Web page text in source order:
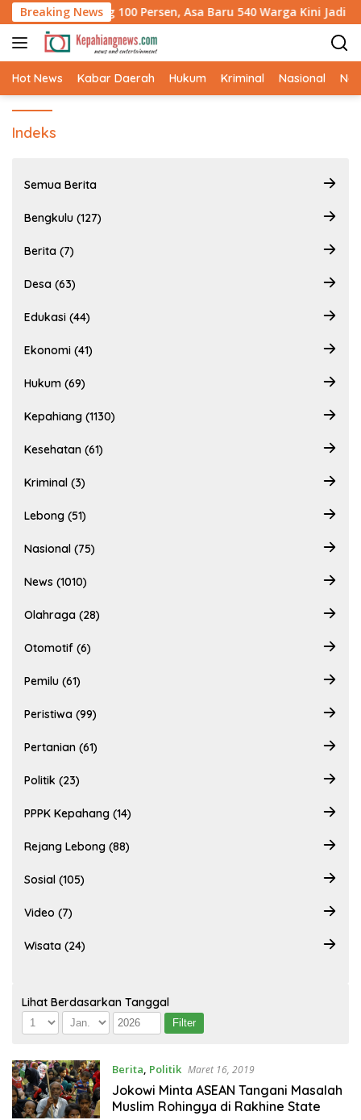
Langsung
ke
konten
Breaking News
Rampung 100 Persen, Asa Baru 540 Warga Kini Jadi
Hot News Kabar Daerah Hukum Kriminal Nasional
Indeks
Semua Berita
Bengkulu (127)
Berita (7)
Desa (63)
Edukasi (44)
Ekonomi (41)
Hukum (69)
Kepahiang (1130)
Kesehatan (61)
Kriminal (3)
Lebong (51)
Nasional (75)
News (1010)
Olahraga (28)
Otomotif (6)
Pemilu (61)
Peristiwa (99)
Pertanian (61)
Politik (23)
PPPK Kepahang (14)
Rejang Lebong (88)
Sosial (105)
Video (7)
Wisata (24)
Lihat Berdasarkan Tanggal
Berita, Politik Maret 16, 2019
Jokowi Minta ASEAN Tangani Masalah
Muslim Rohingya di Rakhine State